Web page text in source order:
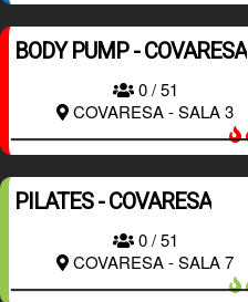
BODY PUMP - COVARESA
0 / 51
COVARESA - SALA 3
PILATES - COVARESA
0 / 51
COVARESA - SALA 7